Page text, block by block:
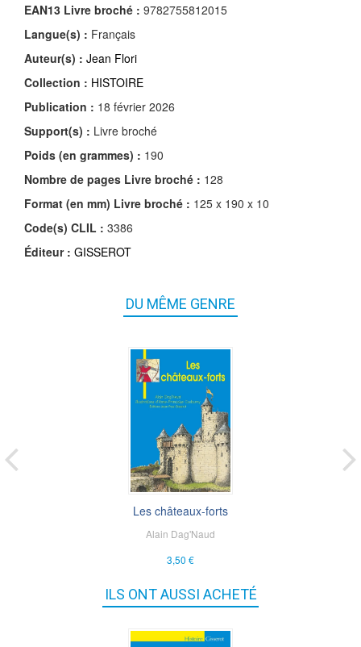
EAN13 Livre broché : 9782755812015
Langue(s) : Français
Auteur(s) : Jean Flori
Collection : HISTOIRE
Publication : 18 février 2026
Support(s) : Livre broché
Poids (en grammes) : 190
Nombre de pages Livre broché : 128
Format (en mm) Livre broché : 125 x 190 x 10
Code(s) CLIL : 3386
Éditeur : GISSEROT
DU MÊME GENRE
Les châteaux-forts
Alain Dag'Naud
3,50 €
ILS ONT AUSSI ACHETÉ